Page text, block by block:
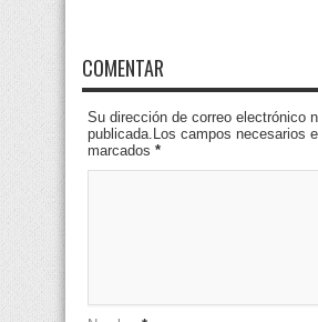
COMENTAR
Su dirección de correo electrónico
publicada.Los campos necesarios
marcados *